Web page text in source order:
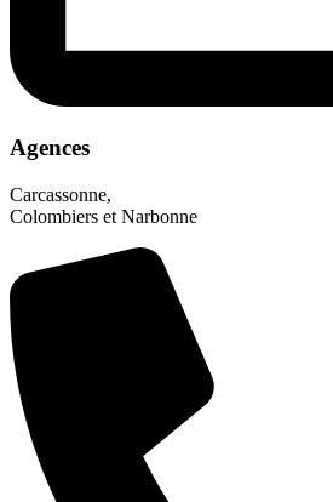
Agences
Carcassonne,
Colombiers et Narbonne